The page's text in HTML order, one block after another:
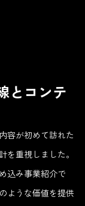
とコンテ
容が初めて訪れた
重視しました。
込み事業紹介で
ような価値を提供